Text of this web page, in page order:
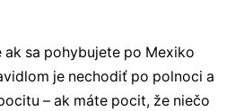
ak sa pohybujete po Mexiko
je nechodiť po polnoci a
– ak máte pocit, že niečo